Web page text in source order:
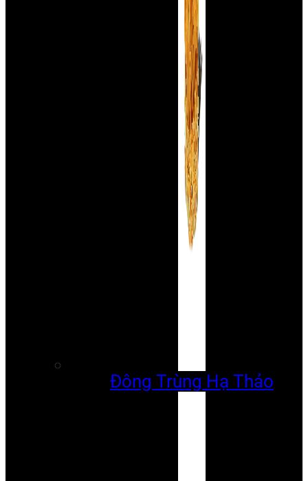
Đông Trùng Hạ Thảo